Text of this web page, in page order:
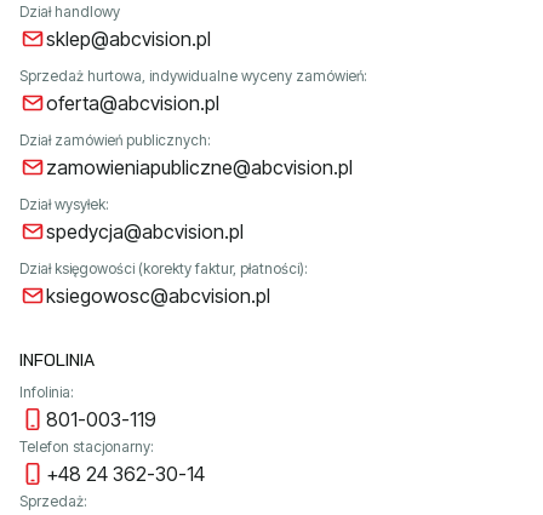
Dział handlowy
sklep@abcvision.pl
Sprzedaż hurtowa, indywidualne wyceny zamówień:
oferta@abcvision.pl
Dział zamówień publicznych:
zamowieniapubliczne@abcvision.pl
Dział wysyłek:
spedycja@abcvision.pl
Dział księgowości (korekty faktur, płatności):
ksiegowosc@abcvision.pl
INFOLINIA
Infolinia:
801-003-119
Telefon stacjonarny:
+48 24 362-30-14
Sprzedaż: